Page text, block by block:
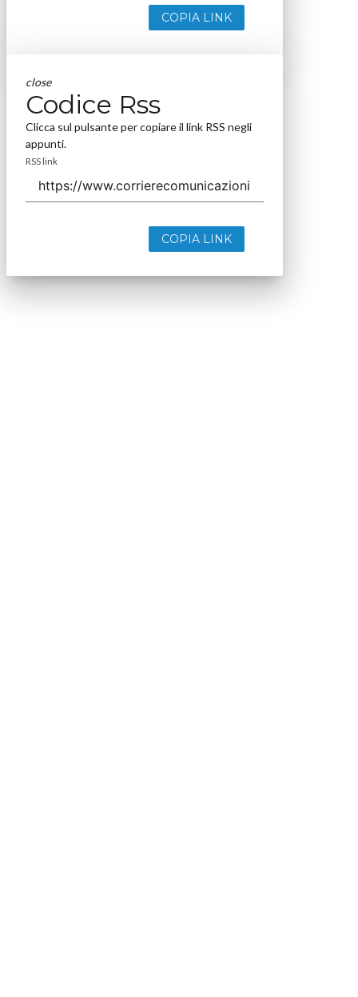
COPIA LINK
close
Codice Rss
Clicca sul pulsante per copiare il link RSS negli
appunti.
RSS link
COPIA LINK